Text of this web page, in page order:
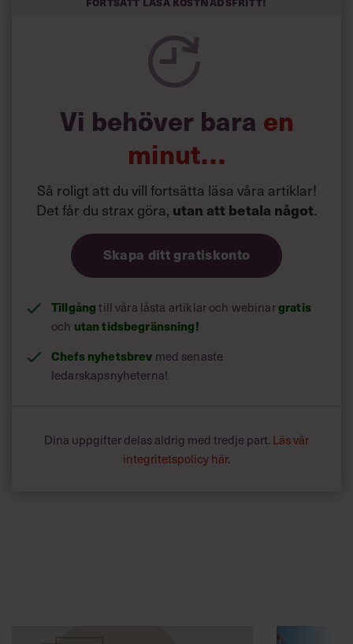
Vi behöver bara en
minut…
Så roligt att du vill fortsätta läsa våra artiklar!
Det får du strax göra, utan att betala något.
Skapa ditt gratiskonto
Tillgångtill våra låsta artiklar och webinargratis
och utan tidsbegränsning!
Chefs nyhetsbrev med senaste
ledarskapsnyheterna!
Dina uppgifter delas aldrig med tredje part. Läs vår
integritetspolicy här.